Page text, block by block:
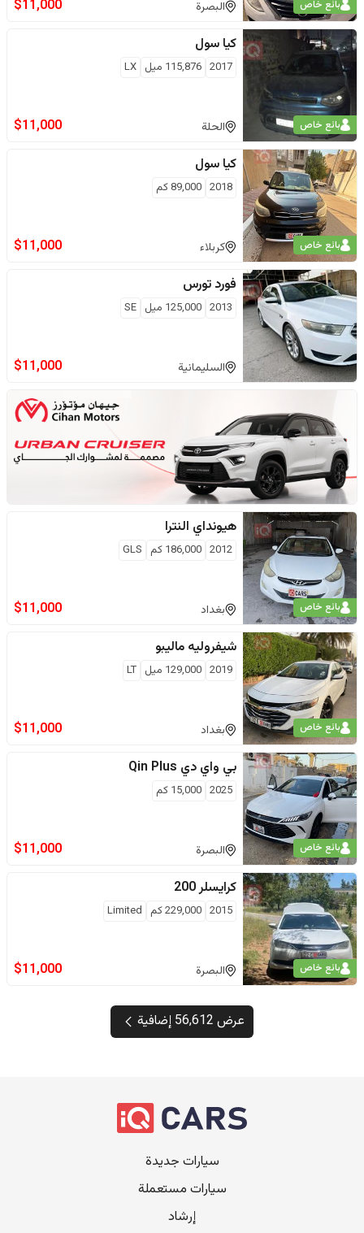
بائع خاص البصرة $11,000
بائع خاص
كيا سول
2017
115,876 ميل LX
الحلة $11,000
بائع خاص
كيا سول
2018
89,000كم
كربلاء $11,000
فورد تورس
2013
125,000 ميل SE
السليمانية $11,000
بائع خاص
هيونداي النترا
2012
186,000 كم GLS
بغداد $11,000
بائع خاص
شيفروليه ماليبو
2019
129,000 ميل LT
بغداد $11,000
بائع خاص
بي واي دي Qin Plus
2025
15,000 كم
البصرة $11,000
بائع خاص
كرايسلر200
2015
229,000كم Limited
البصرة $11,000
عرض 56,612 إضافية
سيارات جديدة
سيارات مستعملة
إرشاد